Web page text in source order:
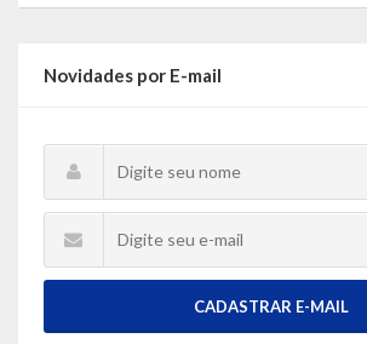
Novidades por E-mail
CADASTRAR E-MAIL